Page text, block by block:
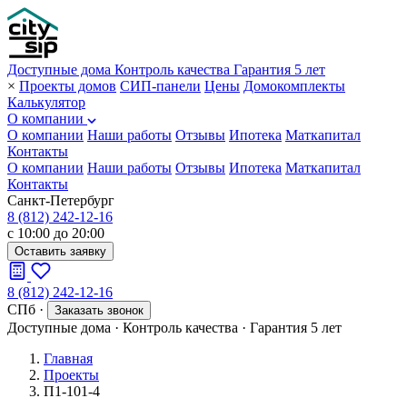
Доступные дома Контроль качества Гарантия 5 лет
× Проекты домов СИП-панели Цены Домокомплекты
Калькулятор
О компании
О компании Наши работы Отзывы Ипотека Маткапитал
Контакты
О компании Наши работы Отзывы Ипотека Маткапитал
Контакты
Санкт-Петербург
8 (812) 242-12-16
с 10:00 до 20:00
Оставить заявку
8 (812) 242-12-16
СПб · Заказать звонок
Доступные дома · Контроль качества · Гарантия 5 лет
Главная
Проекты
П1-101-4